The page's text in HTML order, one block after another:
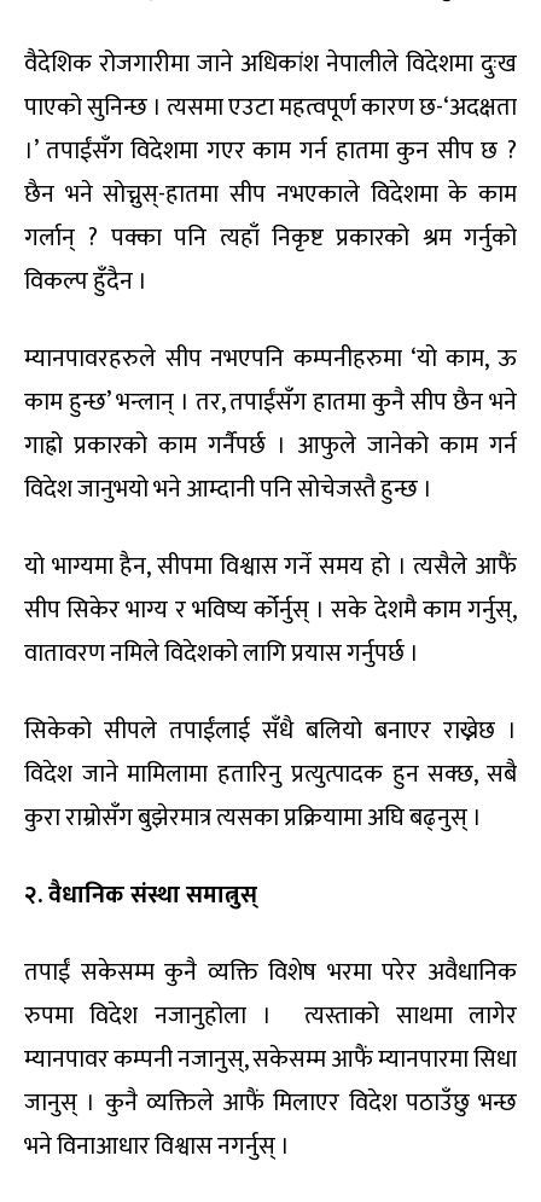
वैदेशिक रोजगारीमा जाने अधिकांश नेपालीले विदेशमा दुःख
पाएको सुनिन्छ । त्यसमा एउटा महत्वपूर्ण कारण छ-‘अदक्षता
।’ तपाईंसँग विदेशमा गएर काम गर्न हातमा कुन सीप छ ?
छैन भने सोच्नुस्-हातमा सीप नभएकाले विदेशमा के काम
गर्लान् ? पक्का पनि त्यहाँ निकृष्ट प्रकारको श्रम गर्नुको
विकल्प हुँदैन ।
म्यानपावरहरुले सीप नभएपनि कम्पनीहरुमा ‘यो काम, ऊ
काम हुन्छ’ भन्लान् । तर, तपाईंसँग हातमा कुनै सीप छैन भने
गाह्रो प्रकारको काम गर्नैपर्छ । आफुले जानेको काम गर्न
विदेश जानुभयो भने आम्दानी पनि सोचेजस्तै हुन्छ ।
यो भाग्यमा हैन, सीपमा विश्वास गर्ने समय हो । त्यसैले आफैं
सीप सिकेर भाग्य र भविष्य र्कोर्नुस् । सके देशमै काम गर्नुस्,
वातावरण नमिले विदेशको लागि प्रयास गर्नुपर्छ ।
सिकेको सीपले तपाईंलाई सँधै बलियो बनाएर राख्नेछ ।
विदेश जाने मामिलामा हतारिनु प्रत्युत्पादक हुन सक्छ, सबै
कुरा राम्रोसँग बुझेरमात्र त्यसका प्रक्रियामा अघि बढ्नुस् ।
२. वैधानिक संस्था समात्नुस्
तपाईं सकेसम्म कुनै व्यक्ति विशेष भरमा परेर अवैधानिक
रुपमा विदेश नजानुहोला । त्यस्ताको साथमा लागेर
म्यानपावर कम्पनी नजानुस्, सकेसम्म आफैं म्यानपारमा सिधा
जानुस् । कुनै व्यक्तिले आफैं मिलाएर विदेश पठाउँछु भन्छ
भने विनाआधार विश्वास नगर्नुस् ।